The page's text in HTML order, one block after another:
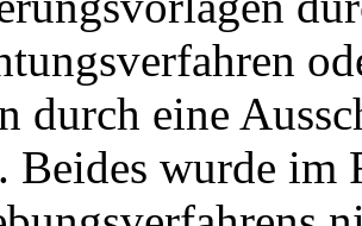
durch eine
Beides wurde im